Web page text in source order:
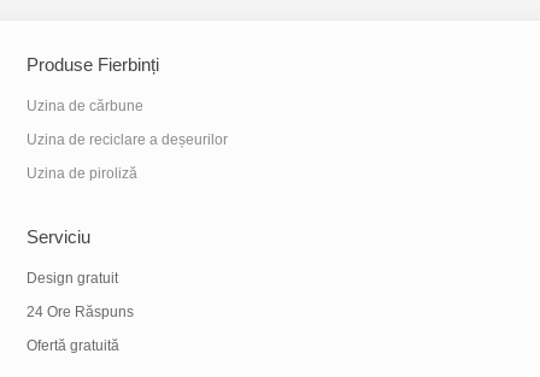
Produse Fierbinți
Uzina de cărbune
Uzina de reciclare a deșeurilor
Uzina de piroliză
Serviciu
Design gratuit
24 Ore Răspuns
Ofertă gratuită